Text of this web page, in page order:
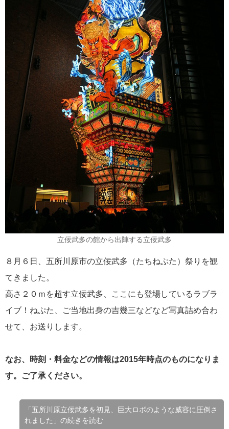
立佞武多の館から出陣する立佞武多
８月６日、五所川原市の立佞武多（たちねぷた）祭りを観
てきました。
高さ２０ｍを超す立佞武多、ここにも登場しているラブラ
イブ！ねぷた、ご当地出身の吉幾三などなど写真詰め合わ
せて、お送りします。
なお、時刻・料金などの情報は2015年時点のものになりま
す。ご了承ください。
「五所川原立佞武多を初見、巨大ロボのような威容に圧倒さ
れました」の続きを読む